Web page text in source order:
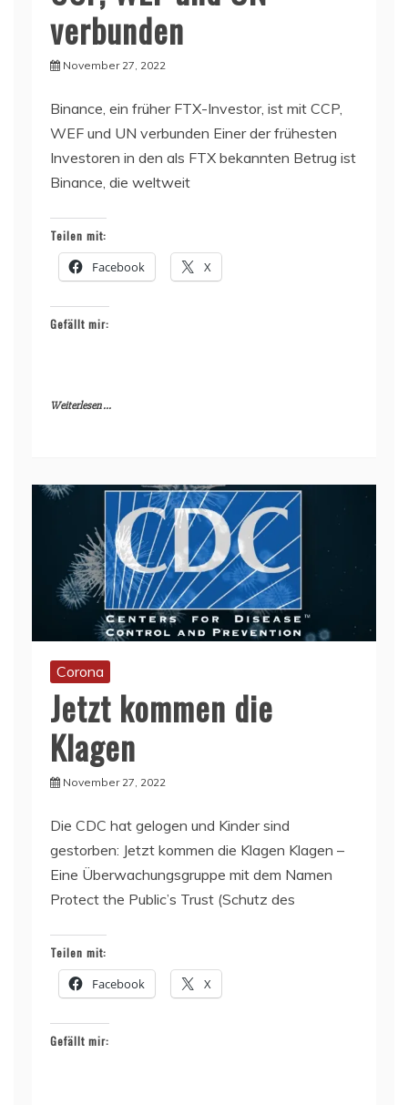
verbunden
November 27, 2022
Binance, ein früher FTX-Investor, ist mit CCP,
WEF und UN verbunden Einer der frühesten
Investoren in den als FTX bekannten Betrug ist
Binance, die weltweit
Teilen mit:
Facebook X
Gefällt mir:
Weiterlesen ...
Corona
Jetzt kommen die
Klagen
November 27, 2022
Die CDC hat gelogen und Kinder sind
gestorben: Jetzt kommen die Klagen Klagen –
Eine Überwachungsgruppe mit dem Namen
Protect the Public’s Trust (Schutz des
Teilen mit:
Facebook X
Gefällt mir: